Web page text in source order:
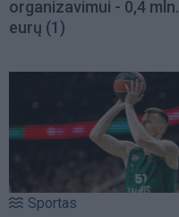
organizavimui - 0,4 mln.
eurų (1)
Sportas